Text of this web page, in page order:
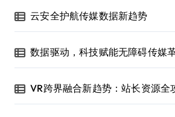
云安全护航传媒数据新趋势
数据驱动，科技赋能无障碍传媒
VR跨界融合新趋势：站长资源全